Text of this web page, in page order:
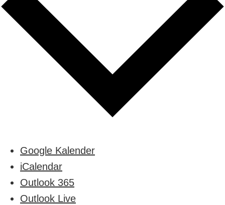
Google Kalender
iCalendar
Outlook 365
Outlook Live